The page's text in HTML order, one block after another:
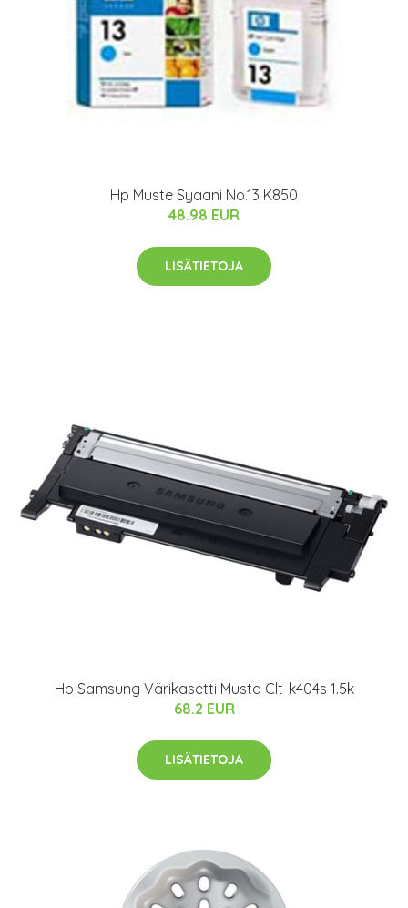
Hp Muste Syaani No.13 K850
48.98 EUR
LISÄTIETOJA
Hp Samsung Värikasetti Musta Clt-k404s 1.5k
68.2 EUR
LISÄTIETOJA